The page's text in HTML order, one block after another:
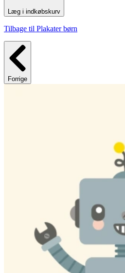
Læg i indkøbskurv
Tilbage til Plakater børn
Forrige